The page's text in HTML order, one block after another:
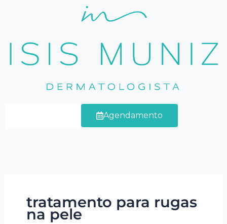
conteúdo
Agendamento
tratamento para rugas
na pele